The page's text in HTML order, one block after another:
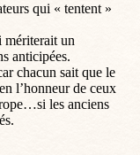
qui « tentent »
mériterait un
anticipées.
chacun sait que le
l’honneur de ceux
les anciens